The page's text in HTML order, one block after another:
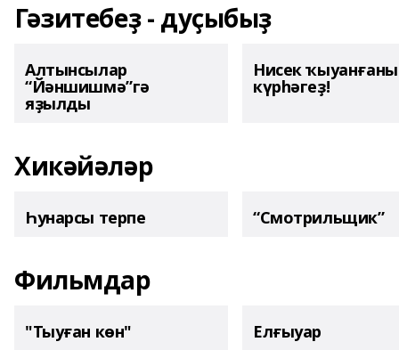
Гәзитебеҙ - дуҫыбыҙ
Алтынсылар
“Йәншишмә”гә
яҙылды
Нисек
күрһәгеҙ!
Хикәйәләр
Һунарсы терпе “Смотрильщик”
Фильмдар
"Тыуған көн" Елғыуар